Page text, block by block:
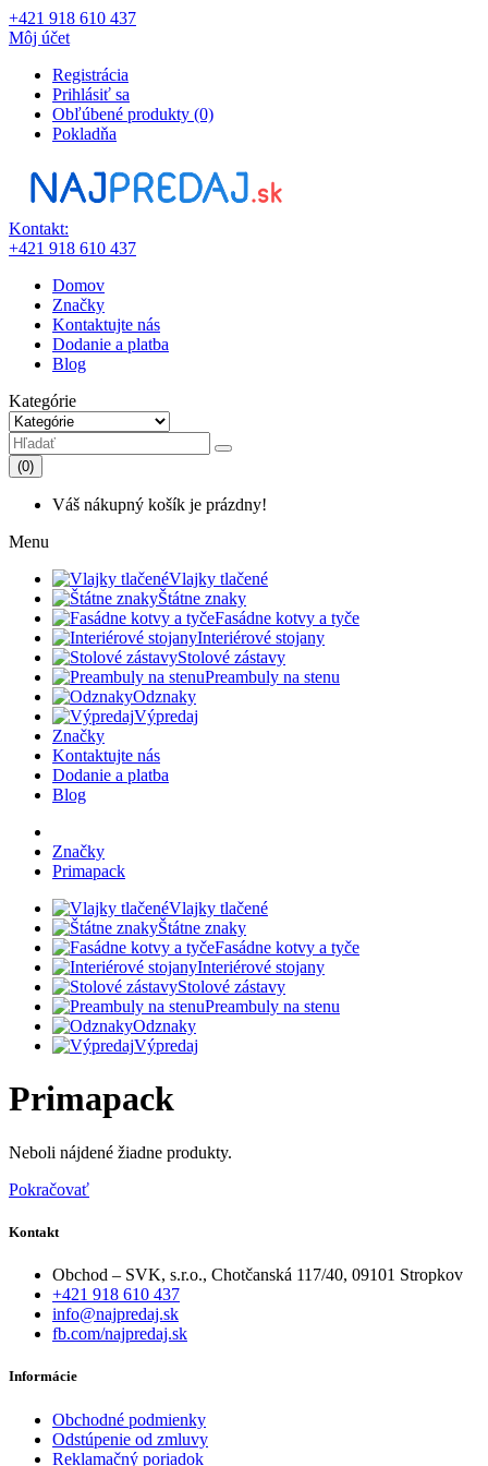
+421 918 610 437
Môj účet
Registrácia
Prihlásiť sa
Obľúbené produkty (0)
Pokladňa
Kontakt:
+421 918 610 437
Domov
Značky
Kontaktujte nás
Dodanie a platba
Blog
Kategórie
(0)
Váš nákupný košík je prázdny!
Menu
Vlajky tlačené
Štátne znaky
Fasádne kotvy a tyče
Interiérové stojany
Stolové zástavy
Preambuly na stenu
Odznaky
Výpredaj
Značky
Kontaktujte nás
Dodanie a platba
Blog
Značky
Primapack
Vlajky tlačené
Štátne znaky
Fasádne kotvy a tyče
Interiérové stojany
Stolové zástavy
Preambuly na stenu
Odznaky
Výpredaj
Primapack
Neboli nájdené žiadne produkty.
Pokračovať
Kontakt
Obchod – SVK, s.r.o., Chotčanská 117/40, 09101 Stropkov
+421 918 610 437
info@najpredaj.sk
fb.com/najpredaj.sk
Informácie
Obchodné podmienky
Odstúpenie od zmluvy
Reklamačný poriadok